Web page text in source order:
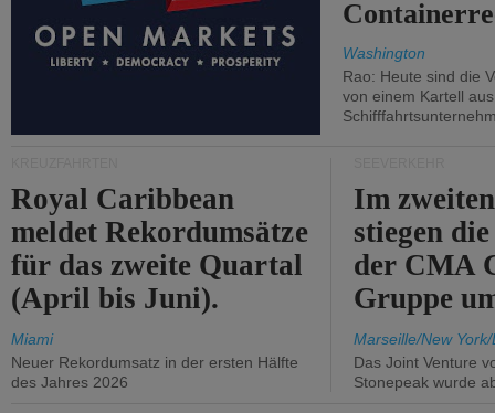
Washington
Rao: Heute sind die
von einem Kartell
Royal Caribbean
meldet Rekordumsätze
für das zweite Quartal
(April bis Juni).
Miami
Neuer Rekordumsatz in der ersten Hälfte
des Jahres 2026
Im
stiegen
der CMA
Gruppe
Marseille/New
Das Joint Venture
Stonepeak wurde